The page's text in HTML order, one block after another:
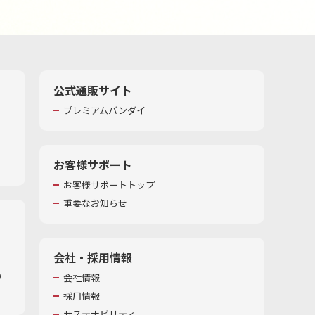
公式通販サイト
プレミアムバンダイ
お客様サポート
お客様サポートトップ
重要なお知らせ
会社・採用情報
会社情報
採用情報